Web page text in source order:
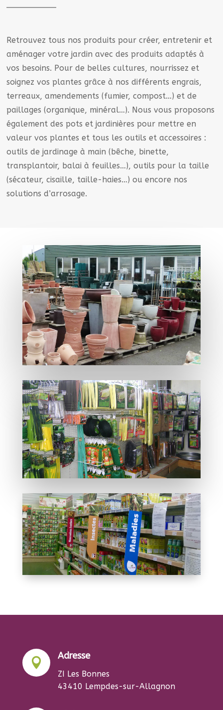
Retrouvez tous nos produits pour créer, entretenir et
aménager votre jardin avec des produits adaptés à
vos besoins. Pour de belles cultures, nourrissez et
soignez vos plantes grâce à nos différents engrais,
terreaux, amendements (fumier, compost…) et de
paillages (organique, minéral…). Nous vous proposons
également des pots et jardinières pour mettre en
valeur vos plantes et tous les outils et accessoires :
outils de jardinage à main (bêche, binette,
transplantoir, balai à feuilles…), outils pour la taille
(sécateur, cisaille, taille-haies…) ou encore nos
solutions d’arrosage.

Adresse
ZI Les Bonnes
43410 Lempdes-sur-Allagnon